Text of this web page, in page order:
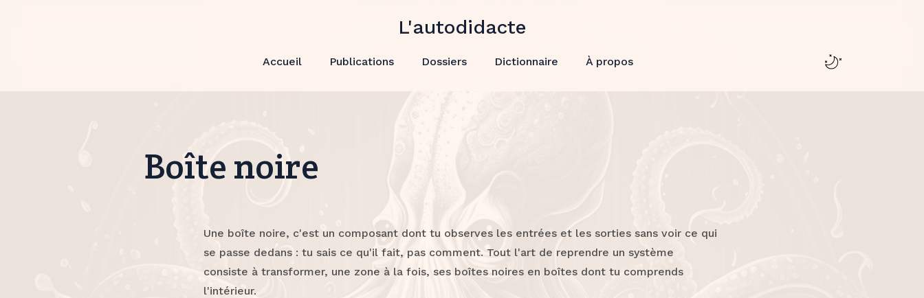
L'autodidacte
Accueil Publications Dossiers Dictionnaire À propos
Boîte noire
Une boîte noire, c'est un composant dont tu observes les entrées et les sorties sans voir ce qui
se passe dedans : tu sais ce qu'il fait, pas comment. Tout l'art de reprendre un système
consiste à transformer, une zone à la fois, ses boîtes noires en boîtes dont tu comprends
l'intérieur.